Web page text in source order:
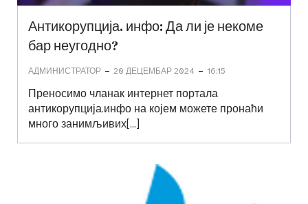
Антикорупција. инфо: Да ли је некоме
бар неугодно?
АДМИНИСТРАТОР - 20 ДЕЦЕМБАР 2024 - 16:15
Преносимо чланак интернет портала
антикорупција.инфо на којем можете пронаћи
много занимљивих[…]